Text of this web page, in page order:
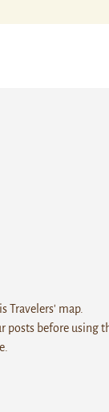
Travelers' map.
posts before using